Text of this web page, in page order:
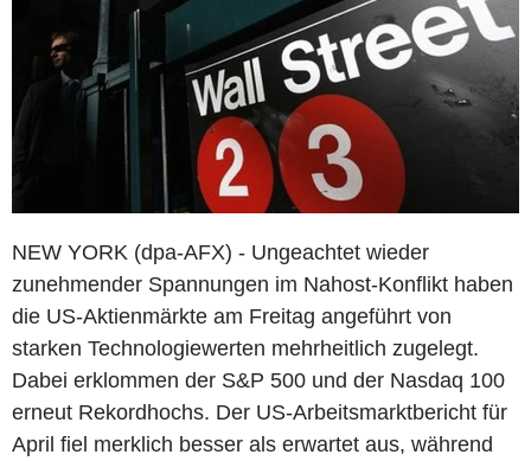
NEW YORK (dpa-AFX) - Ungeachtet wieder
zunehmender Spannungen im Nahost-Konflikt haben
die US-Aktienmärkte am Freitag angeführt von
starken Technologiewerten mehrheitlich zugelegt.
Dabei erklommen der S&P 500 und der Nasdaq 100
erneut Rekordhochs. Der US-Arbeitsmarktbericht für
April fiel merklich besser als erwartet aus, während